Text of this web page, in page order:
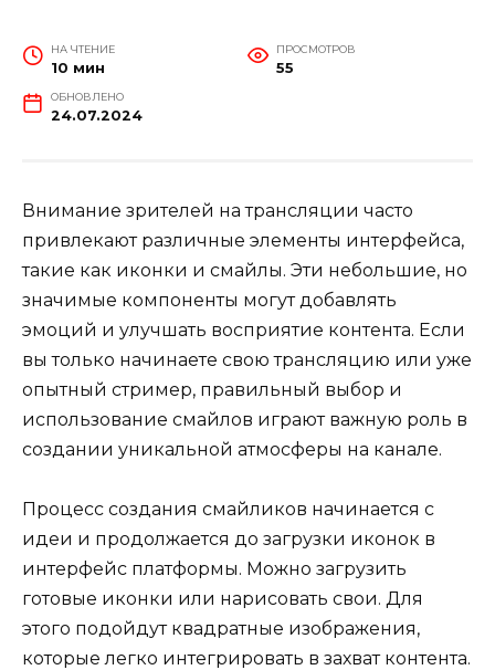
НА ЧТЕНИЕ
10 мин
ПРОСМОТРОВ
55
ОБНОВЛЕНО
24.07.2024
Внимание зрителей на трансляции часто
привлекают различные элементы интерфейса,
такие как иконки и смайлы. Эти небольшие, но
значимые компоненты могут добавлять
эмоций и улучшать восприятие контента. Если
вы только начинаете свою трансляцию или уже
опытный стример, правильный выбор и
использование смайлов играют важную роль в
создании уникальной атмосферы на канале.
Процесс создания смайликов начинается с
идеи и продолжается до загрузки иконок в
интерфейс платформы. Можно загрузить
готовые иконки или нарисовать свои. Для
этого подойдут квадратные изображения,
которые легко интегрировать в захват контента.